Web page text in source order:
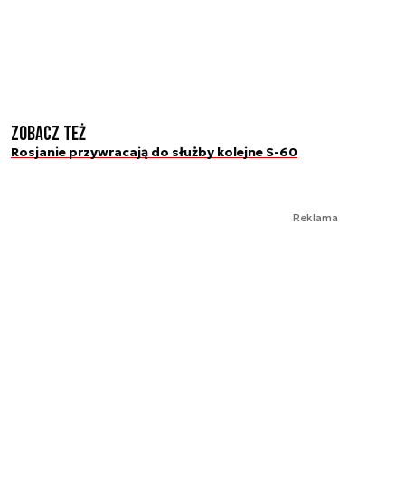
Zobacz też
Rosjanie przywracają do służby kolejne S-60
Reklama